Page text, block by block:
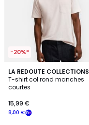
-20%*
LA REDOUTE COLLECTIONS
T-shirt col rond manches
courtes
8,00 €
15,99 €
4,7
/ 5
3
Couleurs